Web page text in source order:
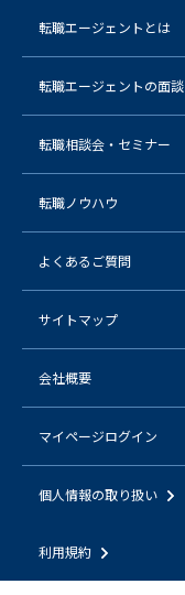
転職エージェントとは
転職エージェントの面談
転職相談会・セミナー
転職ノウハウ
よくあるご質問
サイトマップ
会社概要
マイページログイン
個人情報の取り扱い
利用規約